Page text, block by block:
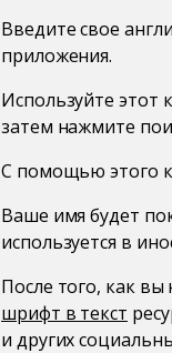
Введите свое
приложения.
Используйте этот
затем нажмите
С помощью этого
Ваше имя будет
используется в
После того, как
шрифт в текст
и других